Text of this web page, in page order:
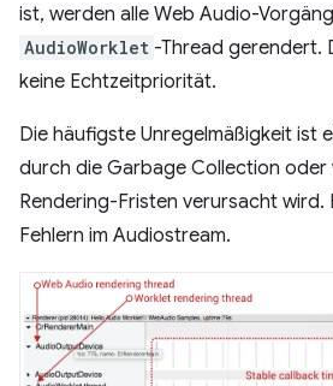
ist, werden alle Web Audio-
AudioWorklet -Thread gerendert.
keine Echtzeitpriorität.
Die häufigste Unregelmäßigkeit ist
durch die Garbage Collection oder
Rendering-Fristen verursacht wird.
Fehlern im Audiostream.